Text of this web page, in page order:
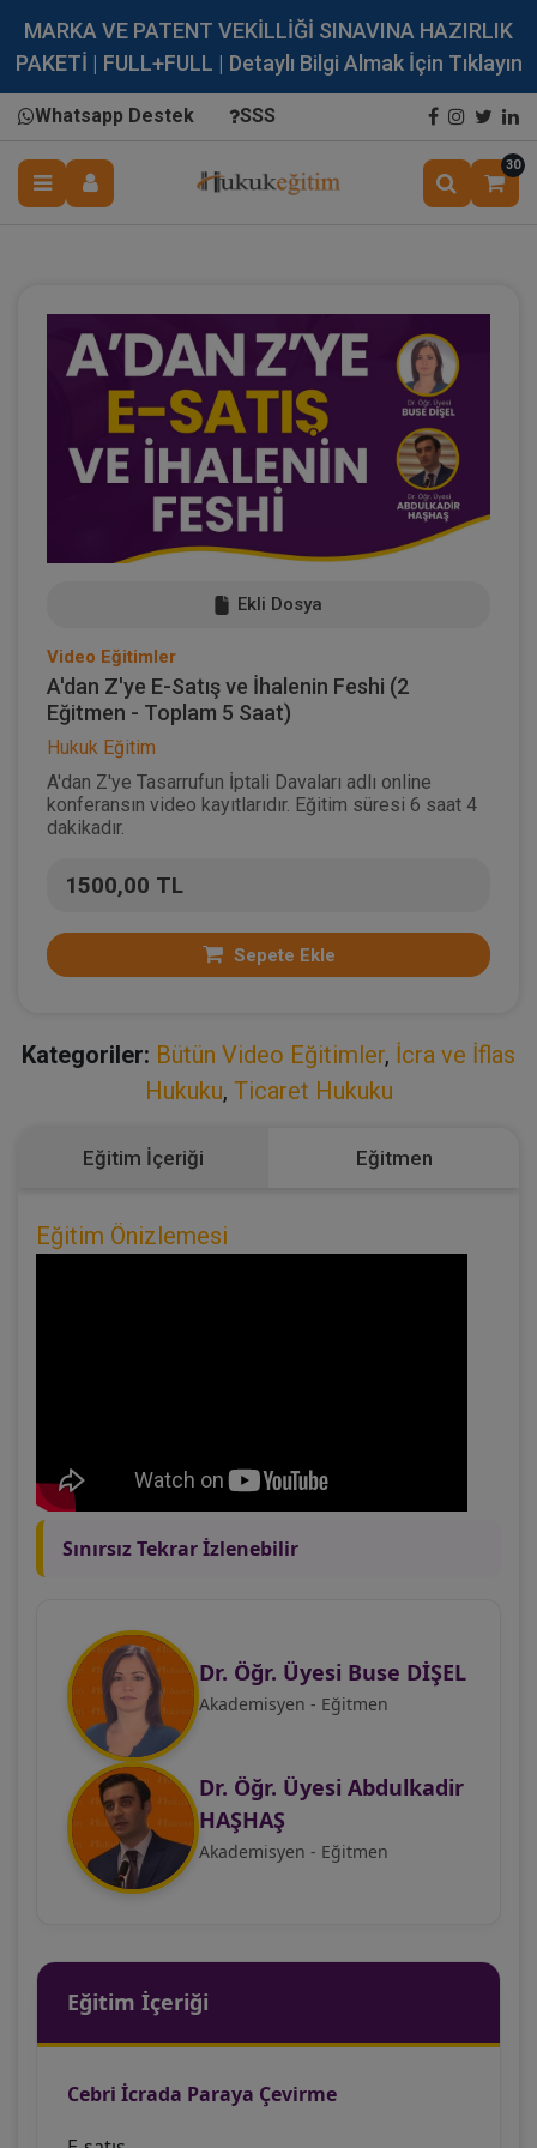
MARKA VE PATENT VEKİLLİĞİ SINAVINA HAZIRLIK
PAKETİ | FULL+FULL | Detaylı Bilgi Almak İçin Tıklayın
Whatsapp Destek SSS
30
Ekli Dosya
Video Eğitimler
A'dan Z'ye E-Satış ve İhalenin Feshi (2
Eğitmen - Toplam 5 Saat)
Hukuk Eğitim
A'dan Z'ye Tasarrufun İptali Davaları adlı online
konferansın video kayıtlarıdır. Eğitim süresi 6 saat 4
dakikadır.
1500,00 TL
Sepete Ekle
Kategoriler: Bütün Video Eğitimler, İcra ve İflas
Hukuku, Ticaret Hukuku
Eğitim İçeriği Eğitmen
Eğitim Önizlemesi
Sınırsız Tekrar İzlenebilir
Dr. Öğr. Üyesi Buse DİŞEL
Akademisyen - Eğitmen
Dr. Öğr. Üyesi Abdulkadir
HAŞHAŞ
Akademisyen - Eğitmen
Eğitim İçeriği
Cebri İcrada Paraya Çevirme